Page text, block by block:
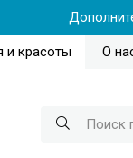
и красоты О